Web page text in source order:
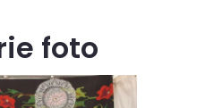
foto